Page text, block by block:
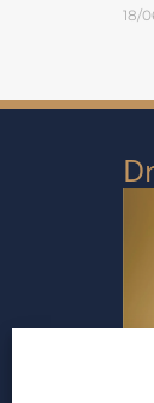
18/